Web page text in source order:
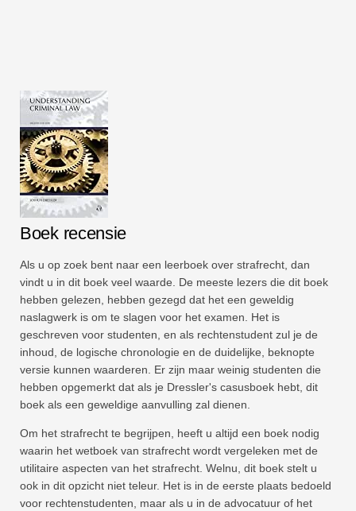
Boek recensie
Als u op zoek bent naar een leerboek over strafrecht, dan
vindt u in dit boek veel waarde. De meeste lezers die dit boek
hebben gelezen, hebben gezegd dat het een geweldig
naslagwerk is om te slagen voor het examen. Het is
geschreven voor studenten, en als rechtenstudent zul je de
inhoud, de logische chronologie en de duidelijke, beknopte
versie kunnen waarderen. Er zijn maar weinig studenten die
hebben opgemerkt dat als je Dressler's casusboek hebt, dit
boek als een geweldige aanvulling zal dienen.
Om het strafrecht te begrijpen, heeft u altijd een boek nodig
waarin het wetboek van strafrecht wordt vergeleken met de
utilitaire aspecten van het strafrecht. Welnu, dit boek stelt u
ook in dit opzicht niet teleur. Het is in de eerste plaats bedoeld
voor rechtenstudenten, maar als u in de advocatuur of het